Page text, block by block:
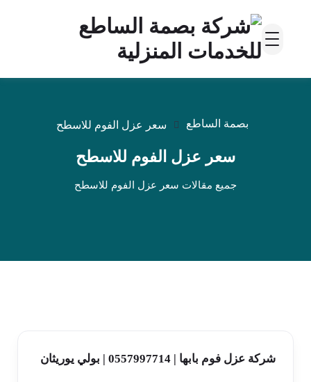
بصمة الساطع سعر عزل الفوم للاسطح
سعر عزل الفوم للاسطح
جميع مقالات سعر عزل الفوم للاسطح
شركة عزل فوم بابها | 0557997714 | بولي يوريثان